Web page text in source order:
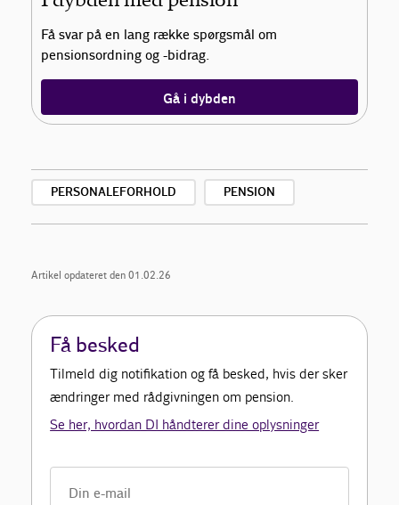
Få svar på en lang række spørgsmål om
pensionsordning og -bidrag.
Gå i dybden
PERSONALEFORHOLD PENSION
Artikel opdateret den 01.02.26
Få besked
Tilmeld dig notifikation og få besked, hvis der sker
ændringer med rådgivningen om pension.
Se her, hvordan DI håndterer dine oplysninger